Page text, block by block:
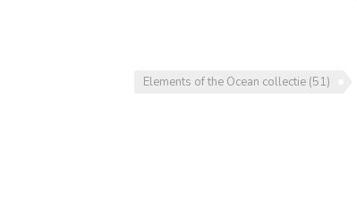
Elements of the Ocean collectie (51)